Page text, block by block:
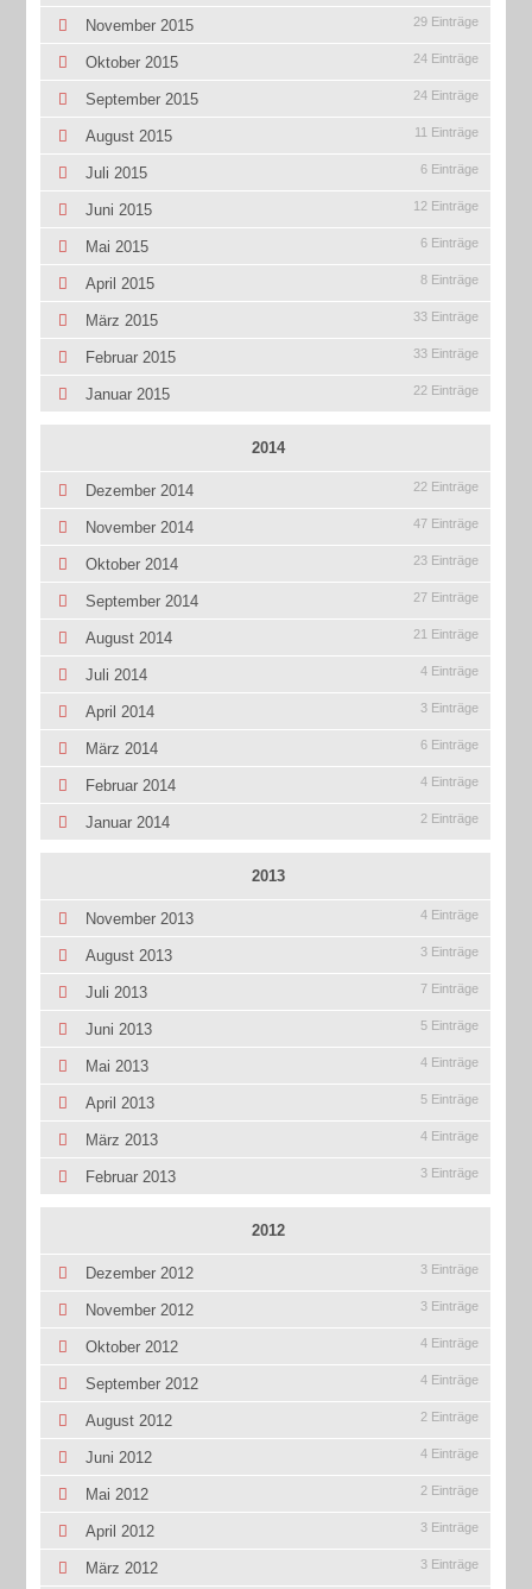
November 2015 29 Einträge
Oktober 2015 24 Einträge
September 2015 24 Einträge
August 2015 11 Einträge
Juli 2015 6 Einträge
Juni 2015 12 Einträge
Mai 2015 6 Einträge
April 2015 8 Einträge
März 2015 33 Einträge
Februar 2015 33 Einträge
Januar 2015 22 Einträge
2014
Dezember 2014 22 Einträge
November 2014 47 Einträge
Oktober 2014 23 Einträge
September 2014 27 Einträge
August 2014 21 Einträge
Juli 2014 4 Einträge
April 2014 3 Einträge
März 2014 6 Einträge
Februar 2014 4 Einträge
Januar 2014 2 Einträge
2013
November 2013 4 Einträge
August 2013 3 Einträge
Juli 2013 7 Einträge
Juni 2013 5 Einträge
Mai 2013 4 Einträge
April 2013 5 Einträge
März 2013 4 Einträge
Februar 2013 3 Einträge
2012
Dezember 2012 3 Einträge
November 2012 3 Einträge
Oktober 2012 4 Einträge
September 2012 4 Einträge
August 2012 2 Einträge
Juni 2012 4 Einträge
Mai 2012 2 Einträge
April 2012 3 Einträge
März 2012 3 Einträge